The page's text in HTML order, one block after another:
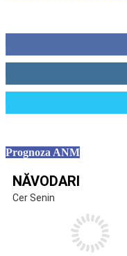
Prognoza ANM
NĂVODARI
Cer Senin